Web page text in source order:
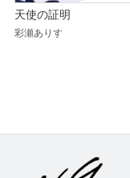
天使の証明
彩瀬ありす